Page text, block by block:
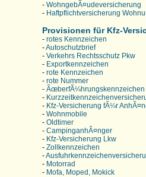
- WohngebÃ¤udeversicherung
- Haftpflichtversicherung
Provisionen für Kfz-
- rotes Kennzeichen
-Autoschutzbrief
- Verkehrs Rechtsschutz Pkw
- Exportkennzeichen
- rote Kennzeichen
- rote Nummer
- ÃœberfÃ¼hrungskennzeichen
-
- Kfz-Versicherung fÃ¼r
- Wohnmobile
- Oldtimer
- CampinganhÃ¤nger
- Kfz-Versicherung Lkw
- Zollkennzeichen
-
- Motorrad
- Mofa, Moped, Mokick